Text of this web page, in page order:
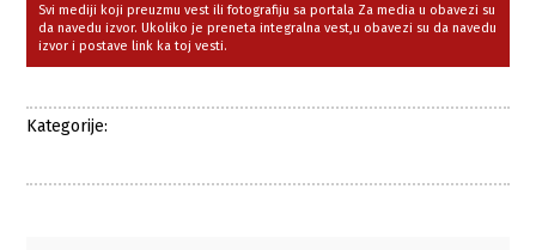
Svi mediji koji preuzmu vest ili fotografiju sa portala Za media u obavezi su
da navedu izvor. Ukoliko je preneta integralna vest,u obavezi su da navedu
izvor i postave link ka toj vesti.
Kategorije: